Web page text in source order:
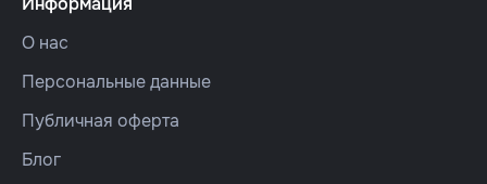
О нас
Персональные данные
Публичная оферта
Блог